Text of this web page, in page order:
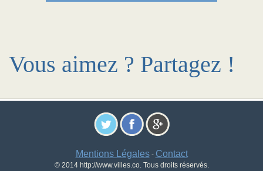
Vous aimez ? Partagez !
Mentions Légales- Contact
© 2014 http://www.villes.co. Tous droits réservés.